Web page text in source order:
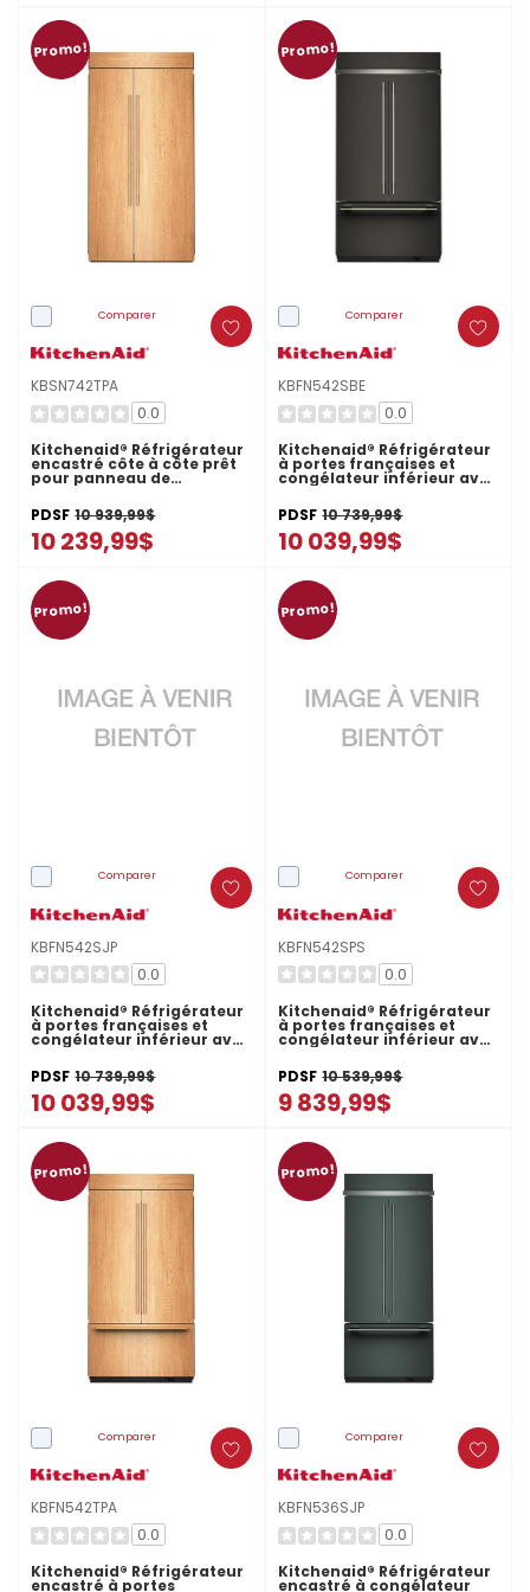
Promo!
Comparer
KBSN742TPA
0.0
Kitchenaid® Réfrigérateur
encastré côte à côte prêt
pour panneau de
recouvrement - 42 po -
25.5 pi cu KBSN742TPA
PDSF 10 939,99$
10 239,99$
Promo!
Comparer
KBFN542SBE
0.0
Kitchenaid® Réfrigérateur
à portes françaises et
congélateur inférieur avec
intérieur platine - 42 po -
24.2 pi cu KBFN542SBE
PDSF 10 739,99$
10 039,99$
Promo!
Comparer
KBFN542SJP
0.0
Kitchenaid® Réfrigérateur
à portes françaises et
congélateur inférieur avec
intérieur platine - 42 po -
24.2 pi cu KBFN542SJP
PDSF 10 739,99$
10 039,99$
Promo!
Comparer
KBFN542SPS
0.0
Kitchenaid® Réfrigérateur
à portes françaises et
congélateur inférieur avec
intérieur platine - 42 po -
24.2 pi cu KBFN542SPS
PDSF 10 539,99$
9 839,99$
Promo!
Comparer
KBFN542TPA
0.0
Kitchenaid® Réfrigérateur
encastré à portes
Promo!
Comparer
KBFN536SJP
0.0
Kitchenaid® Réfrigérateur
encastré à congélateur